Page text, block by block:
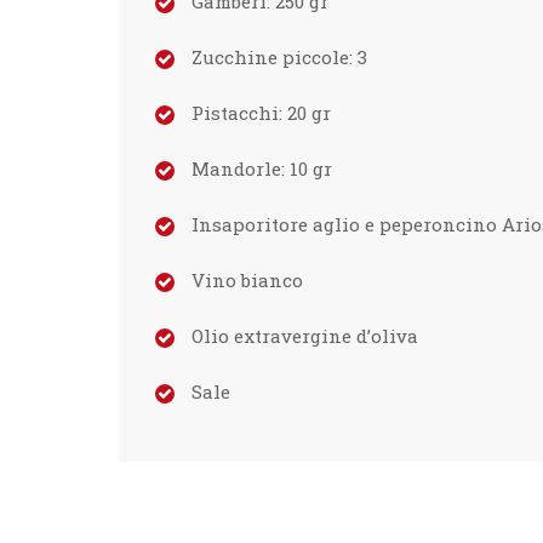
Zucchine piccole: 3
Pistacchi: 20 gr
Mandorle: 10 gr
Insaporitore aglio e peperoncino
Vino bianco
Olio extravergine d’oliva
Sale